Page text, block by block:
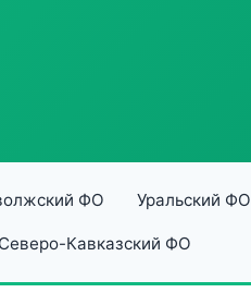
ФО Уральский ФО
Северо-Кавказский ФО